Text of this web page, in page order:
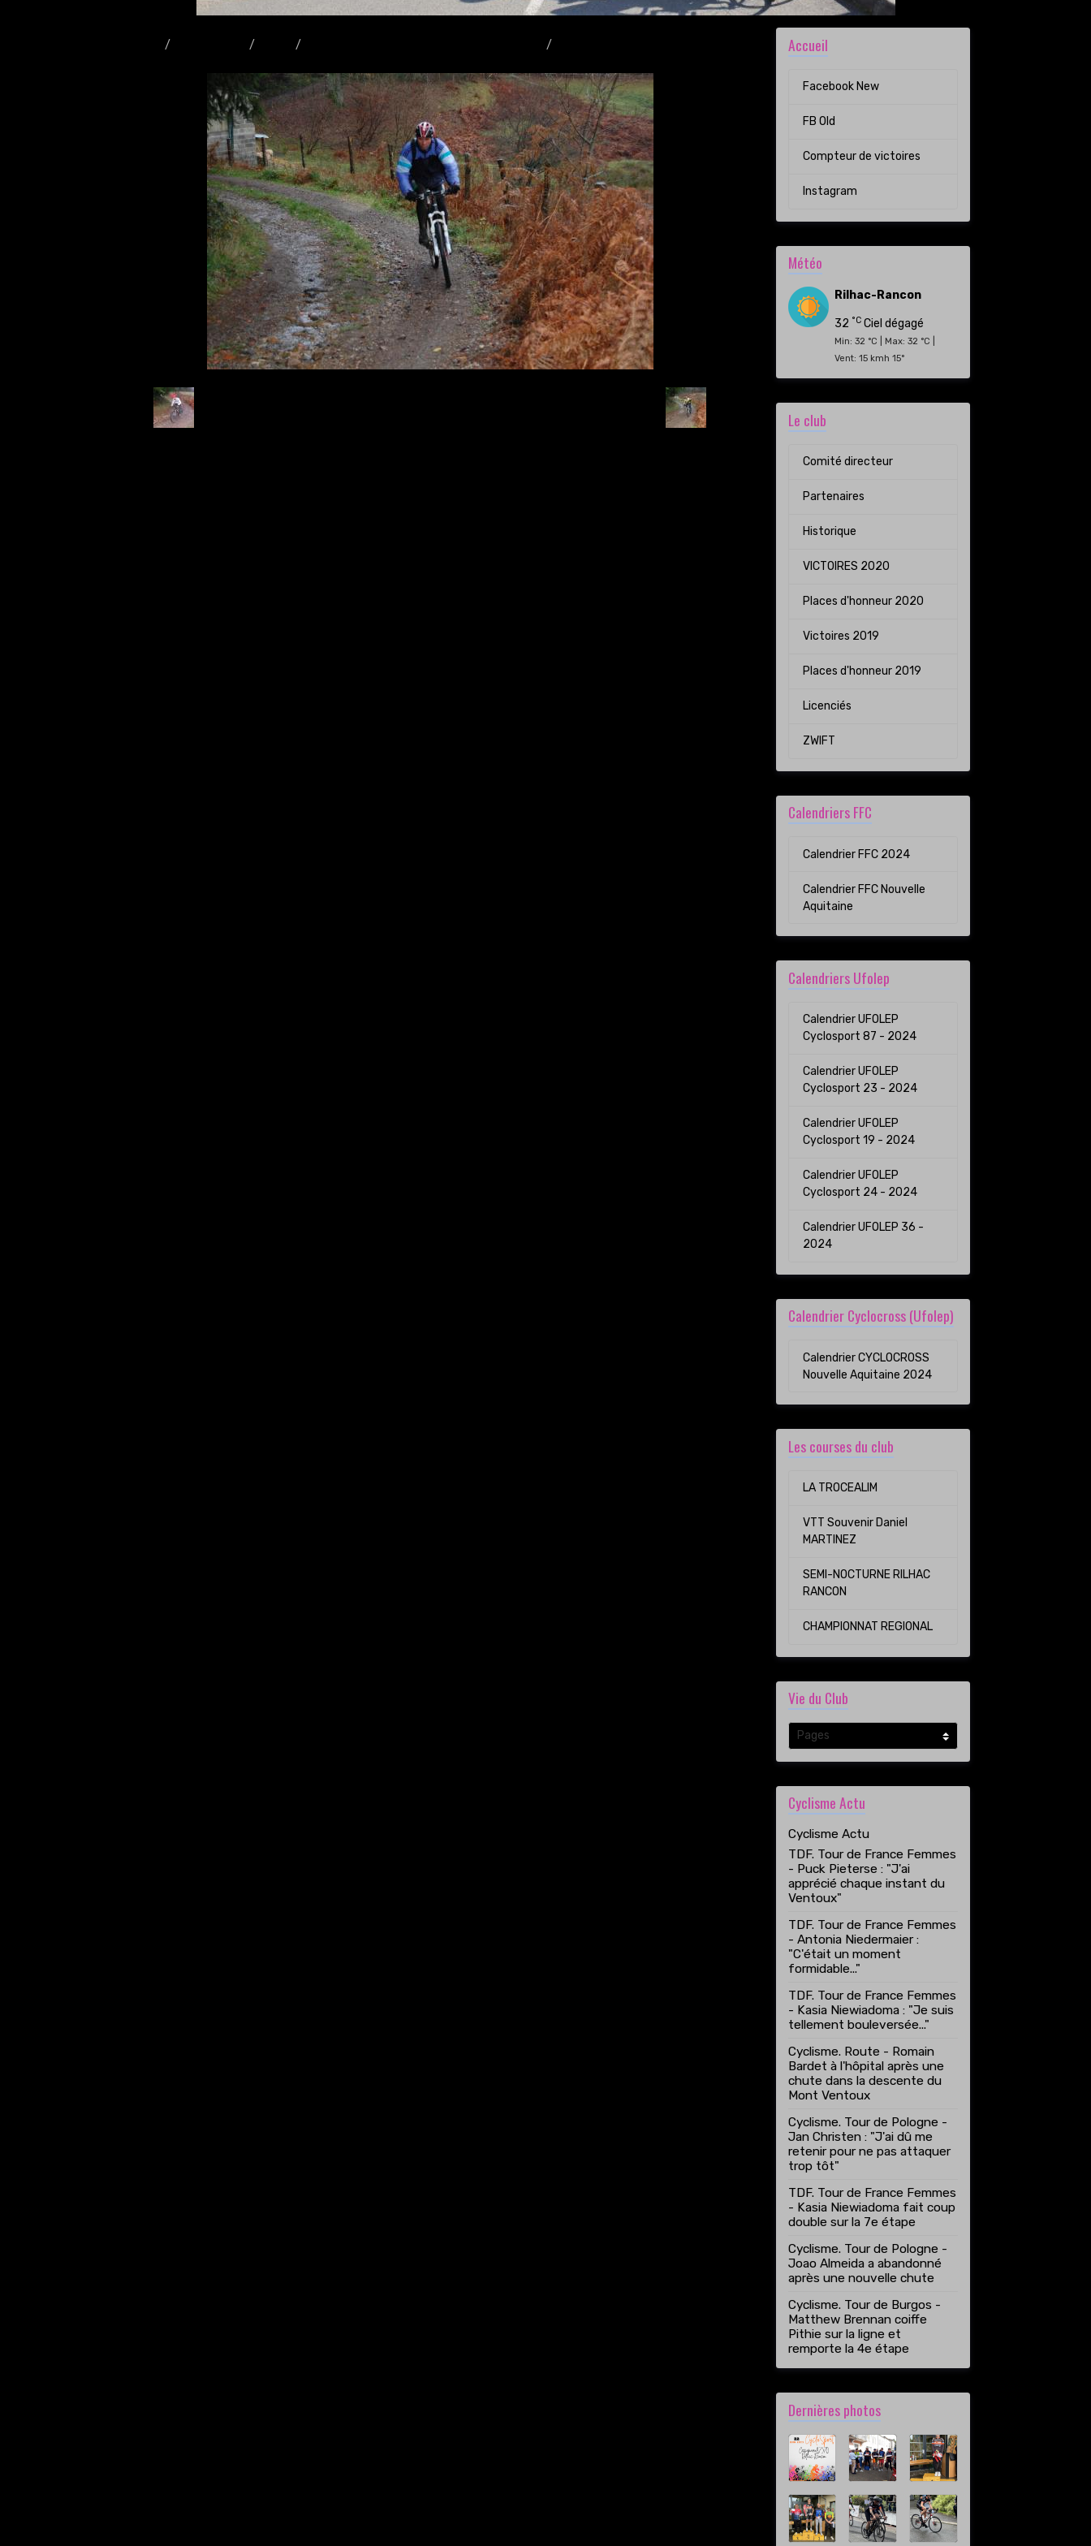
Accueil
Facebook New
FB Old
Compteur de victoires
Instagram
Météo
Rilhac-Rancon
32 °CCiel dégagé
Min: 32 °C | Max: 32 °C |
Vent: 15 kmh 15°
Le club
Comité directeur
Partenaires
Historique
VICTOIRES 2020
Places d'honneur 2020
Victoires 2019
Places d'honneur 2019
Licenciés
ZWIFT
Calendriers FFC
Calendrier FFC 2024
Calendrier FFC Nouvelle
Aquitaine
Calendriers Ufolep
Calendrier UFOLEP
Cyclosport 87 - 2024
Calendrier UFOLEP
Cyclosport 23 - 2024
Calendrier UFOLEP
Cyclosport 19 - 2024
Calendrier UFOLEP
Cyclosport 24 - 2024
Calendrier UFOLEP 36 -
2024
Calendrier Cyclocross (Ufolep)
Calendrier CYCLOCROSS
Nouvelle Aquitaine 2024
Les courses du club
LA TROCEALIM
VTT Souvenir Daniel
MARTINEZ
SEMI-NOCTURNE RILHAC
RANCON
CHAMPIONNAT REGIONAL
Vie du Club
Cyclisme Actu
Cyclisme Actu
TDF. Tour de France Femmes
- Puck Pieterse : "J'ai
apprécié chaque instant du
Ventoux"
TDF. Tour de France Femmes
- Antonia Niedermaier :
"C'était un moment
formidable..."
TDF. Tour de France Femmes
- Kasia Niewiadoma : "Je suis
tellement bouleversée..."
Cyclisme. Route - Romain
Bardet à l'hôpital après une
chute dans la descente du
Mont Ventoux
Cyclisme. Tour de Pologne -
Jan Christen : "J'ai dû me
retenir pour ne pas attaquer
trop tôt"
TDF. Tour de France Femmes
- Kasia Niewiadoma fait coup
double sur la 7e étape
Cyclisme. Tour de Pologne -
Joao Almeida a abandonné
après une nouvelle chute
Cyclisme. Tour de Burgos -
Matthew Brennan coiffe
Pithie sur la ligne et
remporte la 4e étape
Dernières photos